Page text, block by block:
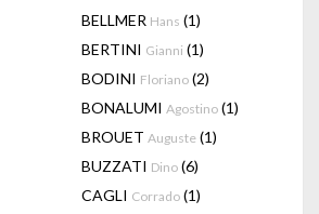
BELLMER Hans (1)
BERTINI Gianni (1)
BODINI Floriano (2)
BONALUMI Agostino (1)
BROUET Auguste (1)
BUZZATI Dino (6)
CAGLI Corrado (1)